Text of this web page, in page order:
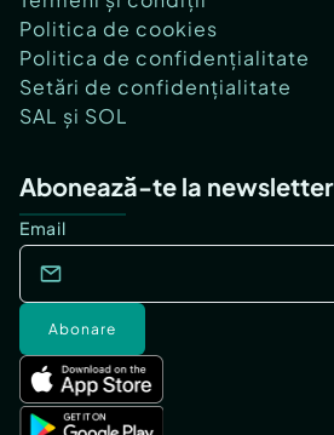
Politica de cookies
Politica de confidențialitate
Setări de confidențialitate
SAL și SOL
Abonează-te la newsletter
Email
Abonare